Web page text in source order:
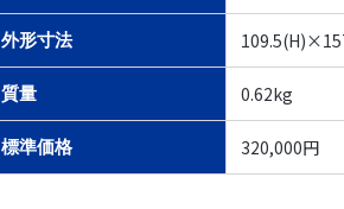
外形寸法
質量 0.62kg
標準価格 320,000円